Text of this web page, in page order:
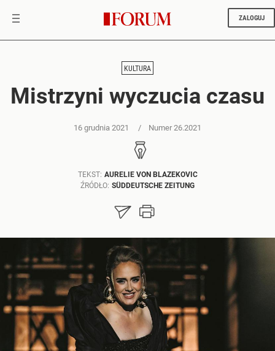
ZALOGUJ
TEKST: AURELIE VON BLAZEKOVIC
ŹRÓDŁO: SÜDDEUTSCHE ZEITUNG
KULTURA
Mistrzyni wyczucia czasu
16 grudnia 2021 Numer 26.2021